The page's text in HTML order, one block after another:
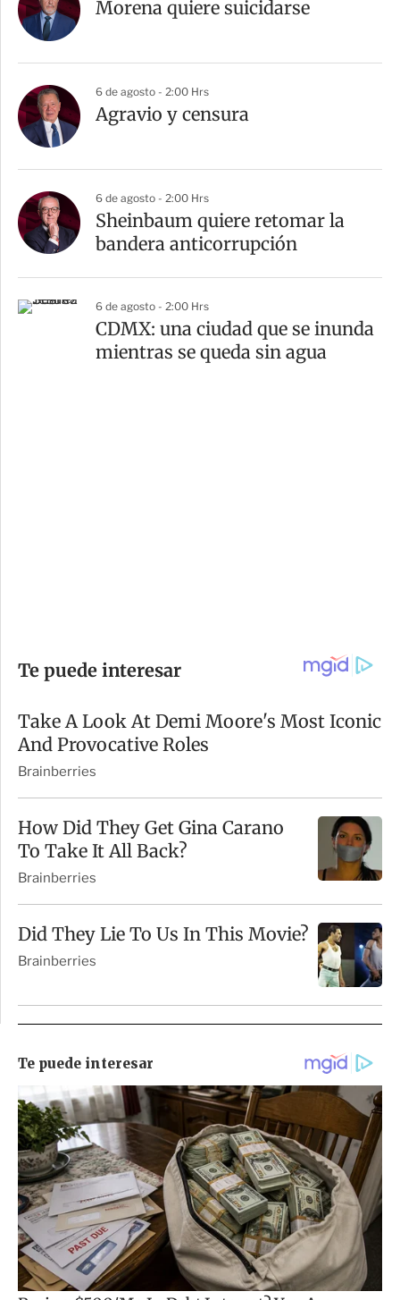
Morena quiere suicidarse
6 de agosto - 2:00 Hrs
Agravio y censura
6 de agosto - 2:00 Hrs
Sheinbaum quiere retomar la
bandera anticorrupción
6 de agosto - 2:00 Hrs
CDMX: una ciudad que se inunda
mientras se queda sin agua